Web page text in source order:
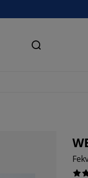
Keresés